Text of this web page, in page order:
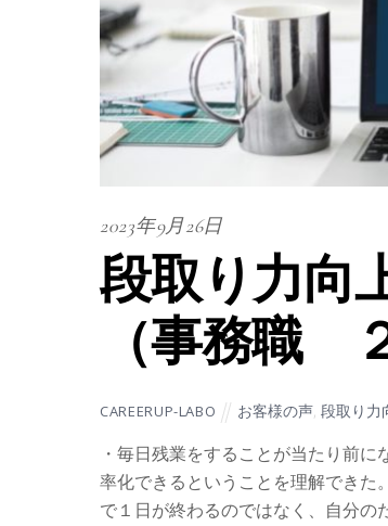
2023年9月26日
段取り力向
（事務職
CAREERUP-LABO お客様の声 ,段取り力
・毎日残業をすることが当たり前
率化できるということを理解できた
で１日が終わるのではなく、自分の